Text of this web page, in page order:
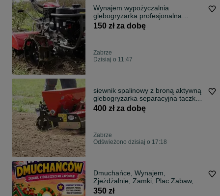
Wynajem wypożyczalnia
glebogryzarka profesjonalna
separacyjna koparka łańcuchowa
równiarka betoniarka wycinarka do
150 zł za dobę
Zabrze
Dzisiaj o 11:47
siewnik spalinowy z broną aktywną
glebogryzarka separacyjna taczka
spalinowa koparka łańcuchowa
traktorek kosiarka wycinarka do
400 zł za dobę
Zabrze
Odświeżono dzisiaj o 17:18
Dmuchańce, Wynajem,
Zjeżdżalnie, Zamki, Plac Zabaw,
Urodziny Komunie
350 zł